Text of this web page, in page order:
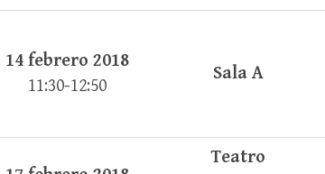
14 febrero 2018
11:30-12:50
Sala A
Teatro